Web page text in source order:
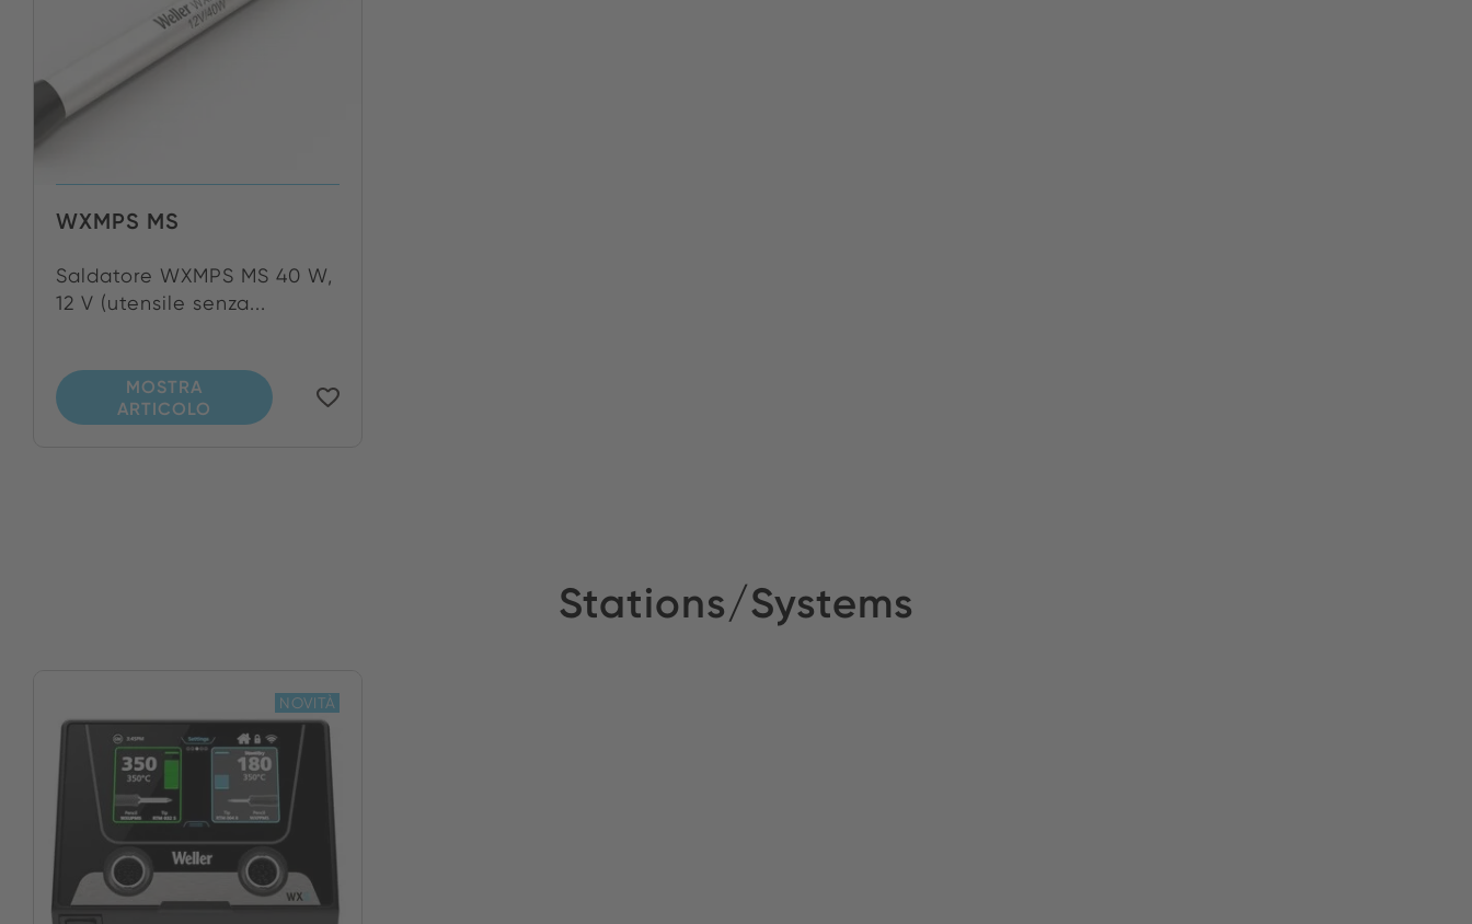
WXMPS MS
Saldatore WXMPS MS 40 W,
12 V (utensile senza...
MOSTRA
ARTICOLO
Stations/Systems
NOVITÀ